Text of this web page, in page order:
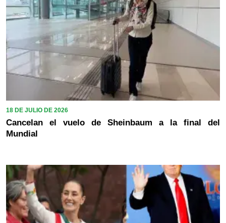
18 DE JULIO DE 2026
Cancelan el vuelo de Sheinbaum a la final del
Mundial